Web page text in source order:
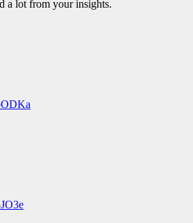
a lot from your insights.